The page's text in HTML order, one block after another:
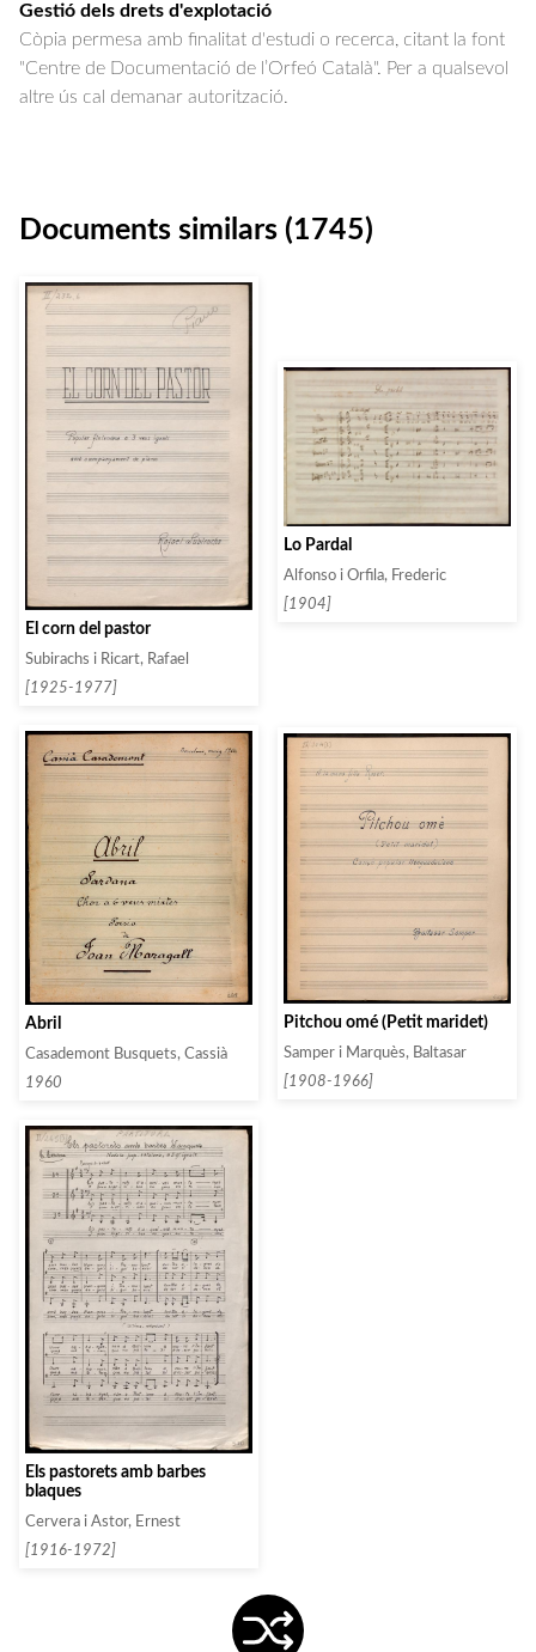
Gestió dels drets d'explotació
Còpia permesa amb finalitat d'estudi o recerca, citant la font
"Centre de Documentació de l’Orfeó Català". Per a qualsevol
altre ús cal demanar autorització.
Documents similars (1745)
El corn del pastor
Subirachs i Ricart, Rafael
[1925-1977]
Lo Pardal
Alfonso i Orfila, Frederic
[1904]
Abril
Casademont Busquets, Cassià
1960
Pitchou omé (Petit maridet)
Samper i Marquès, Baltasar
[1908-1966]
Els pastorets amb barbes
blaques
Cervera i Astor, Ernest
[1916-1972]